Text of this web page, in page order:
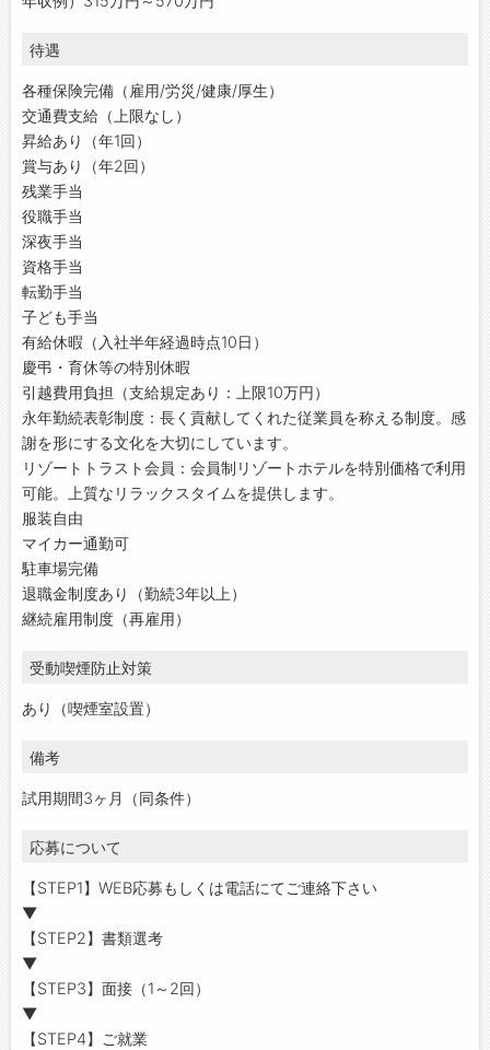
待遇
各種保険完備（雇用/労災/健康/厚生）
交通費支給（上限なし）
昇給あり（年1回）
賞与あり（年2回）
残業手当
役職手当
深夜手当
資格手当
転勤手当
子ども手当
有給休暇（入社半年経過時点10日）
慶弔・育休等の特別休暇
引越費用負担（支給規定あり：上限10万円）
永年勤続表彰制度：長く貢献してくれた従業員を称える制度。感
謝を形にする文化を大切にしています。
リゾートトラスト会員：会員制リゾートホテルを特別価格で利用
可能。上質なリラックスタイムを提供します。
服装自由
マイカー通勤可
駐車場完備
退職金制度あり（勤続3年以上）
継続雇用制度（再雇用）
受動喫煙防止対策
あり（喫煙室設置）
備考
試用期間3ヶ月（同条件）
応募について
【STEP1】WEB応募もしくは電話にてご連絡下さい
▼
【STEP2】書類選考
▼
【STEP3】面接（1～2回）
▼
【STEP4】ご就業